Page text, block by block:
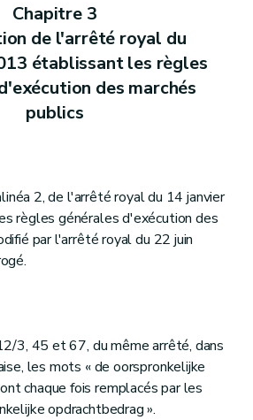
Chapitre 3
de l'arrêté royal du
établissant les règles
des marchés
publics
2, de l'arrêté royal du 14 janvier
règles générales d'exécution des
par l'arrêté royal du 22 juin
3, 45 et 67, du même arrêté, dans
les mots « de oorspronkelijke
chaque fois remplacés par les
opdrachtbedrag ».